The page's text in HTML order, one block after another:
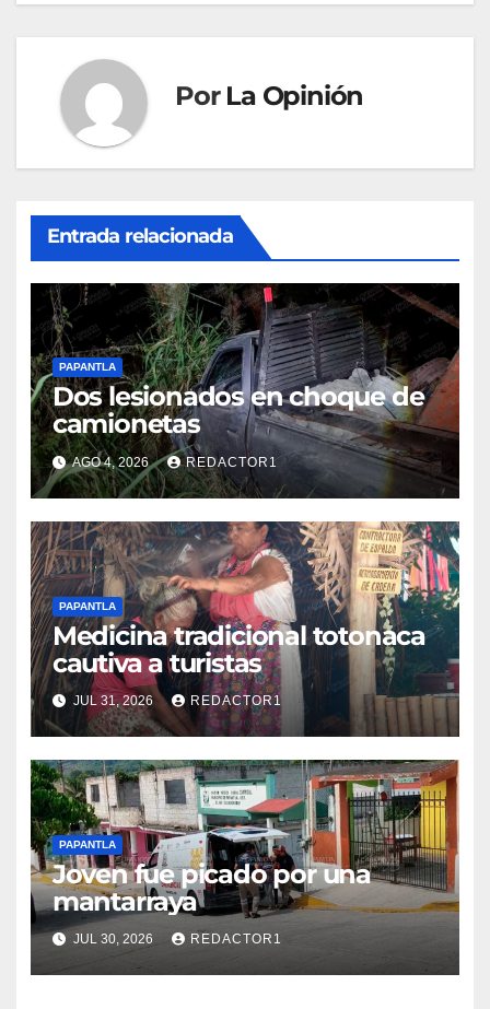
Por La Opinión
Entrada relacionada
PAPANTLA
Dos lesionados en choque de
camionetas
AGO 4, 2026 REDACTOR1
PAPANTLA
Medicina tradicional totonaca
cautiva a turistas
JUL 31, 2026 REDACTOR1
PAPANTLA
Joven fue picado por una
mantarraya
JUL 30, 2026 REDACTOR1